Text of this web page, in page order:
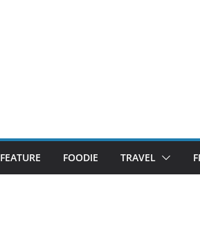
FEATURE FOODIE TRAVEL